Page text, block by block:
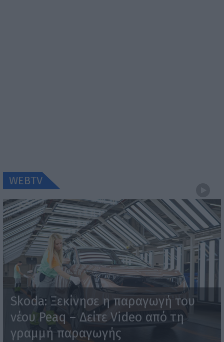
WEBTV
Skoda: Ξεκίνησε η παραγωγή του
νέου Peaq – Δείτε Video από τη
γραμμή παραγωγής